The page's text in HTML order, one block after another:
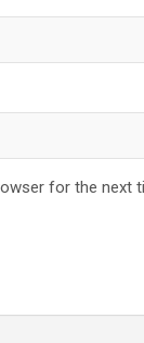
for the next